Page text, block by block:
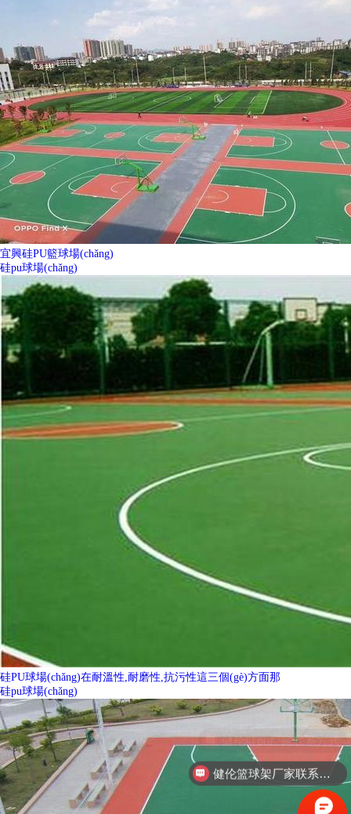
宜興硅PU籃球場(chǎng)
硅pu球場(chǎng)
硅PU球場(chǎng)在耐溫性,耐磨性,抗污性這三個(gè)方面那
硅pu球場(chǎng)